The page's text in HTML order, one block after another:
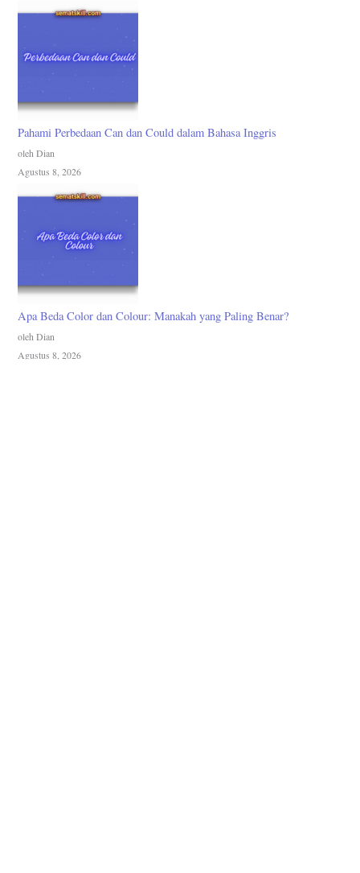
Pahami Perbedaan Can dan Could dalam Bahasa Inggris
oleh Dian
Agustus 8, 2026
Apa Beda Color dan Colour: Manakah yang Paling Benar?
oleh Dian
Agustus 8, 2026